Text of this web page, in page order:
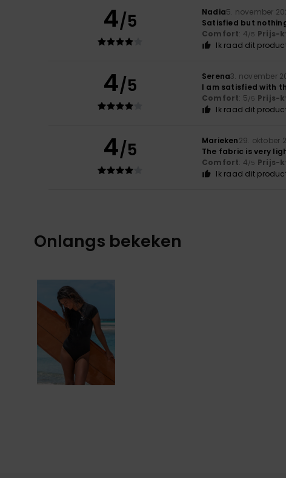
4/5 Nadia5. november
Satisfied but
Comfort: 4/5 Prijs-
Ik raad dit
4/5 Serena3. november
I am satisfied with
Comfort: 5/5 Prijs-
Ik raad dit
4/5 Marieken29. oktober
The fabric is very
Comfort: 4/5 Prijs-
Ik raad dit
Onlangs bekeken